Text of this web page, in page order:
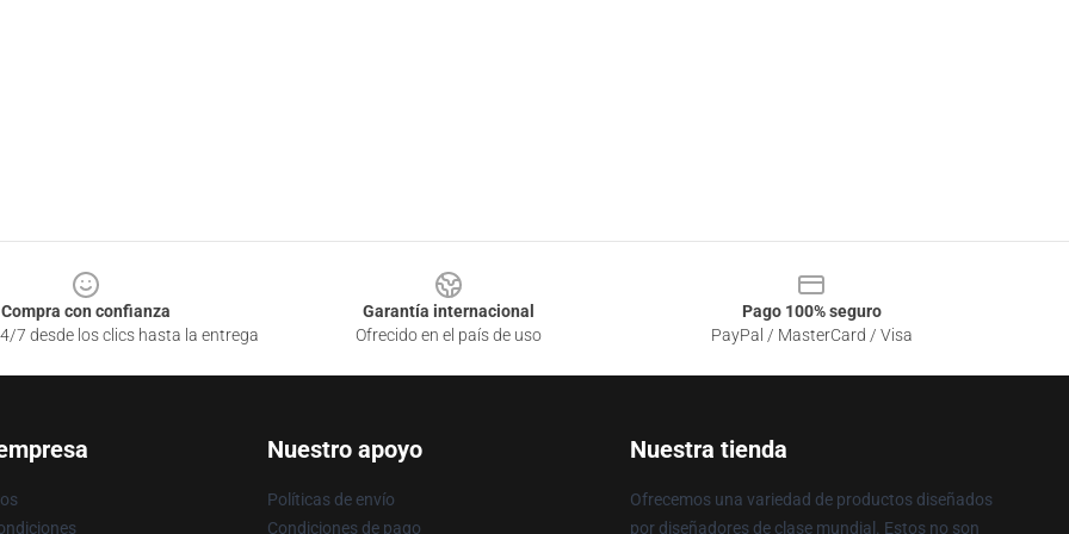
Compra con confianza
7 desde los clics hasta la entrega
Garantía internacional
Ofrecido en el país de uso
Pago 100% seguro
PayPal / MasterCard / Visa
Nuestro apoyo
Políticas de envío
Condiciones de pago
Nuestra tienda
Ofrecemos una variedad de productos diseñados
por diseñadores de clase mundial. Estos no son